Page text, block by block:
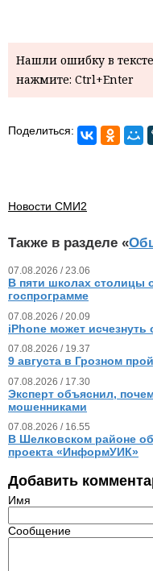
Нашли ошибку в
нажмите: Ctrl+Enter
Поделиться:
Новости СМИ2
Также в разделе «
07.08.2026 / 23.06
В пяти школах столицы
госпрограмме
07.08.2026 / 20.09
iPhone может исчезнуть
07.08.2026 / 19.37
9 августа в Грозном
07.08.2026 / 17.30
Эксперт объяснил,
мошенниками
07.08.2026 / 16.55
В Шелковском районе
проекта «ИнформУИК»
Добавить
Имя
Сообщение